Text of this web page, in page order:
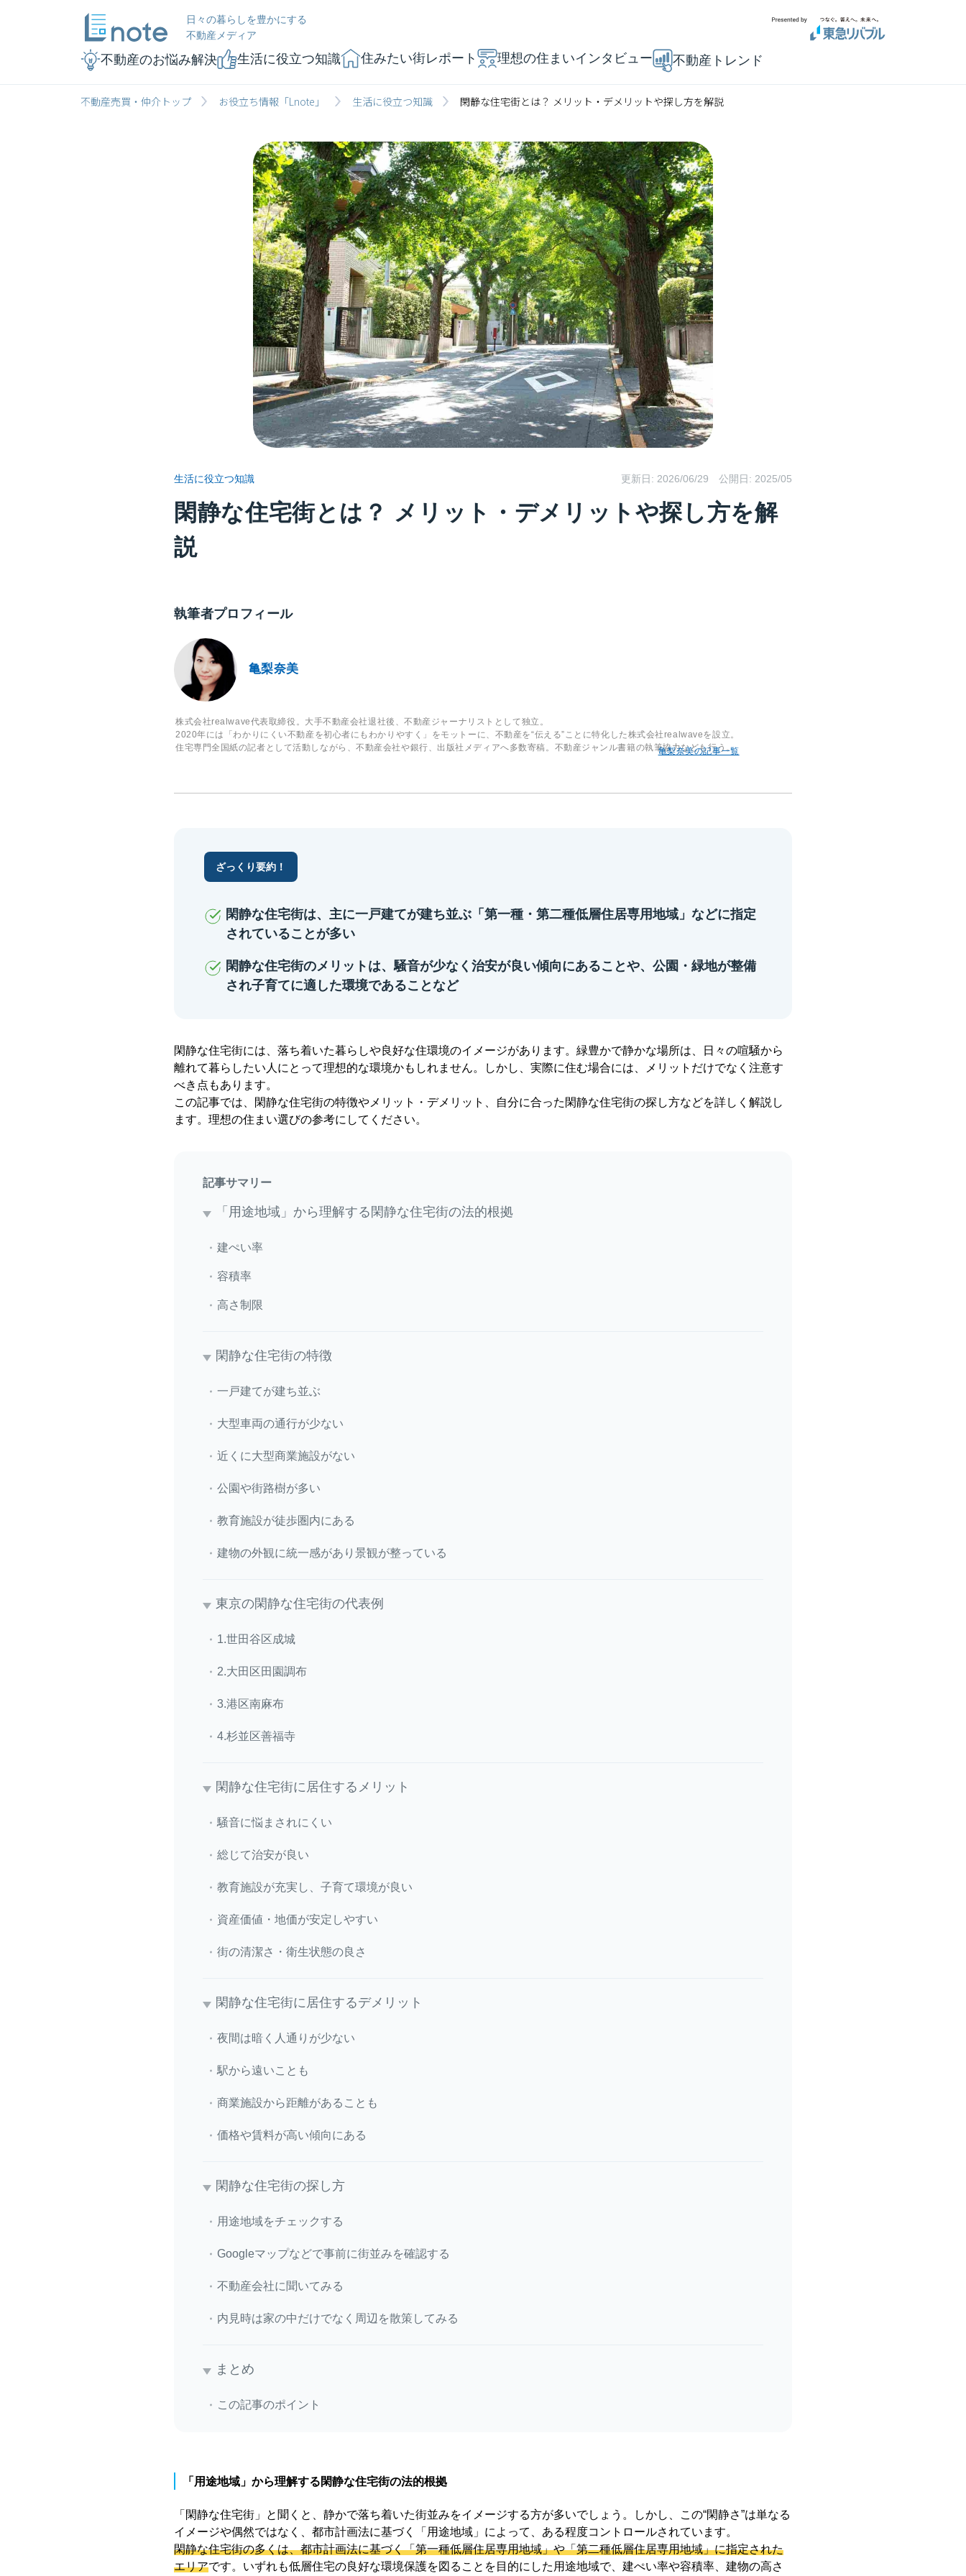
日々の暮らしを豊かにする
不動産メディア
不動産のお悩み解決 生活に役立つ知識 住みたい街レポート 理想の住まいインタビュー 不動産トレンド
不動産売買・仲介トップ お役立ち情報「Lnote」 生活に役立つ知識 閑静な住宅街とは？ メリット・デメリットや探し方を解説
生活に役立つ知識 更新日: 2026/06/29 公開日: 2025/05
閑静な住宅街とは？ メリット・デメリットや探し方を解
説
執筆者プロフィール
亀梨奈美
株式会社realwave代表取締役。大手不動産会社退社後、不動産ジャーナリストとして独立。
2020年には「わかりにくい不動産を初心者にもわかりやすく」をモットーに、不動産を“伝える”ことに特化した株式会社realwaveを設立。
住宅専門全国紙の記者として活動しながら、不動産会社や銀行、出版社メディアへ多数寄稿。不動産ジャンル書籍の執筆協力なども行う。
亀梨奈美の記事一覧
ざっくり要約！
閑静な住宅街は、主に一戸建てが建ち並ぶ「第一種・第二種低層住居専用地域」などに指定
されていることが多い
閑静な住宅街のメリットは、騒音が少なく治安が良い傾向にあることや、公園・緑地が整備
され子育てに適した環境であることなど
閑静な住宅街には、落ち着いた暮らしや良好な住環境のイメージがあります。緑豊かで静かな場所は、日々の喧騒から
離れて暮らしたい人にとって理想的な環境かもしれません。しかし、実際に住む場合には、メリットだけでなく注意す
べき点もあります。
この記事では、閑静な住宅街の特徴やメリット・デメリット、自分に合った閑静な住宅街の探し方などを詳しく解説し
ます。理想の住まい選びの参考にしてください。
記事サマリー
「用途地域」から理解する閑静な住宅街の法的根拠
建ぺい率
容積率
高さ制限
閑静な住宅街の特徴
一戸建てが建ち並ぶ
大型車両の通行が少ない
近くに大型商業施設がない
公園や街路樹が多い
教育施設が徒歩圏内にある
建物の外観に統一感があり景観が整っている
東京の閑静な住宅街の代表例
1.世田谷区成城
2.大田区田園調布
3.港区南麻布
4.杉並区善福寺
閑静な住宅街に居住するメリット
騒音に悩まされにくい
総じて治安が良い
教育施設が充実し、子育て環境が良い
資産価値・地価が安定しやすい
街の清潔さ・衛生状態の良さ
閑静な住宅街に居住するデメリット
夜間は暗く人通りが少ない
駅から遠いことも
商業施設から距離があることも
価格や賃料が高い傾向にある
閑静な住宅街の探し方
用途地域をチェックする
Googleマップなどで事前に街並みを確認する
不動産会社に聞いてみる
内見時は家の中だけでなく周辺を散策してみる
まとめ
この記事のポイント
「用途地域」から理解する閑静な住宅街の法的根拠
「閑静な住宅街」と聞くと、静かで落ち着いた街並みをイメージする方が多いでしょう。しかし、この“閑静さ”は単なる
イメージや偶然ではなく、都市計画法に基づく「用途地域」によって、ある程度コントロールされています。
閑静な住宅街の多くは、都市計画法に基づく「第一種低層住居専用地域」や「第二種低層住居専用地域」に指定された
エリアです。いずれも低層住宅の良好な環境保護を図ることを目的にした用途地域で、建ぺい率や容積率、建物の高さ